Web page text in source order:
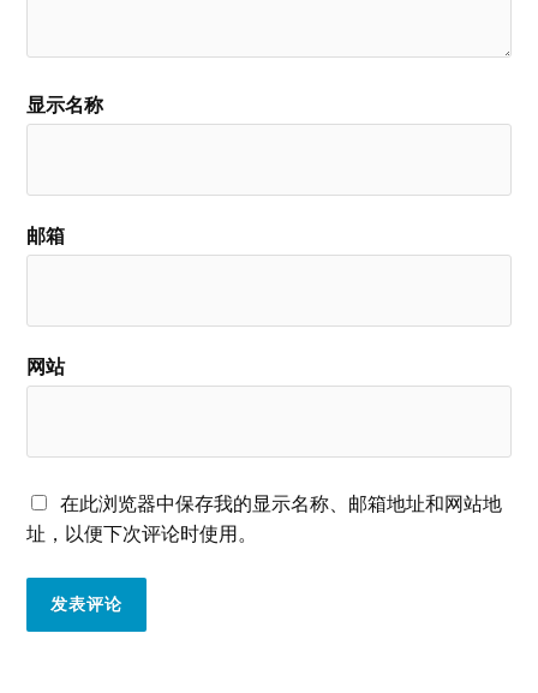
显示名称
邮箱
网站
在此浏览器中保存我的显示名称、邮箱地址和网站地
址，以便下次评论时使用。